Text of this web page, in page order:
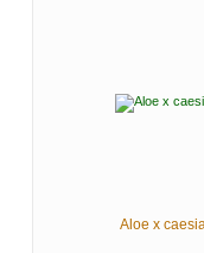
Aloe x